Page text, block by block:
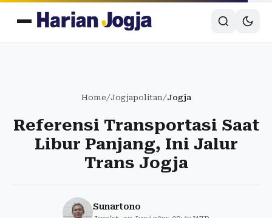
Home/Jogjapolitan/Jogja
Referensi Transportasi Saat
Libur Panjang, Ini Jalur
Trans Jogja
Sunartono